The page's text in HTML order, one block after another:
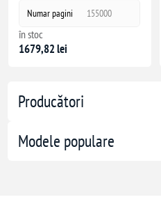
Producători
Modele populare
Numar pagini 155000
în stoc
1679,82 lei